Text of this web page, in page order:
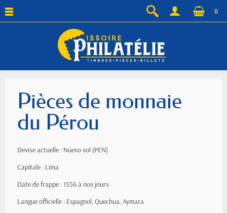
0
Pièces de monnaie
du Pérou
Devise actuelle : Nuevo sol (PEN)
Capitale : Lima
Date de frappe : 1556 à nos jours
Langue officielle : Espagnol, Quechua, Aymara